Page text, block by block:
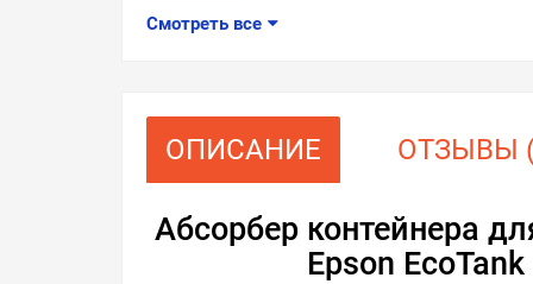
Смотреть все
ОПИСАНИЕ ОТЗЫВЫ
Абсорбер контейнера
Epson